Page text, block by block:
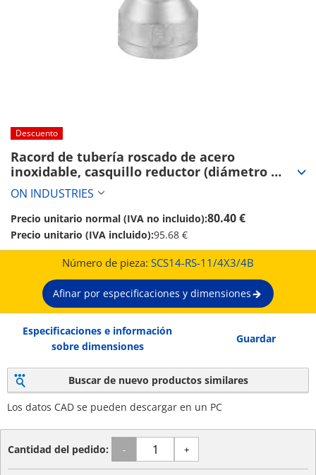
Descuento
Racord de tubería roscado de acero
inoxidable, casquillo reductor (diámetro
exterior diferencial) RS (SCS14-RS-11/4X3/4B)
ON INDUSTRIES
Precio unitario normal (IVA no incluido):80.40 €
Precio unitario (IVA incluido):95.68 €
Número de pieza: SCS14-RS-11/4X3/4B
Afinar por especificaciones y dimensiones
Especificaciones e información
sobre dimensiones
Guardar
Buscar de nuevo productos similares
Los datos CAD se pueden descargar en un PC
Cantidad del pedido: - +